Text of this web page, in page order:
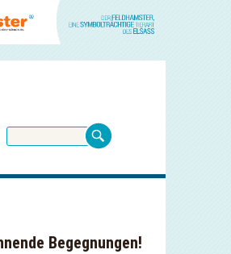
Begegnungen!